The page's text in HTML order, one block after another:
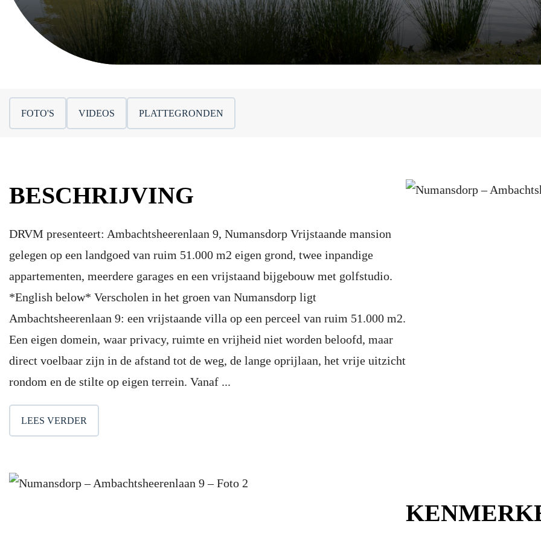
FOTO'S VIDEOS PLATTEGRONDEN
BESCHRIJVING
DRVM presenteert: Ambachtsheerenlaan 9, Numansdorp Vrijstaande mansion
gelegen op een landgoed van ruim 51.000 m2 eigen grond, twee inpandige
appartementen, meerdere garages en een vrijstaand bijgebouw met golfstudio.
*English below* Verscholen in het groen van Numansdorp ligt
Ambachtsheerenlaan 9: een vrijstaande villa op een perceel van ruim 51.000 m2.
Een eigen domein, waar privacy, ruimte en vrijheid niet worden beloofd, maar
direct voelbaar zijn in de afstand tot de weg, de lange oprijlaan, het vrije uitzicht
rondom en de stilte op eigen terrein. Vanaf ...
LEES VERDER